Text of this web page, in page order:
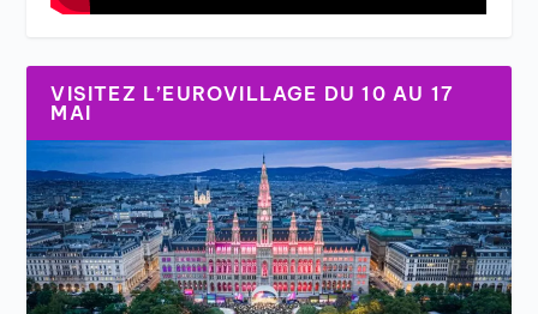
VISITEZ L’EUROVILLAGE DU 10 AU 17
MAI